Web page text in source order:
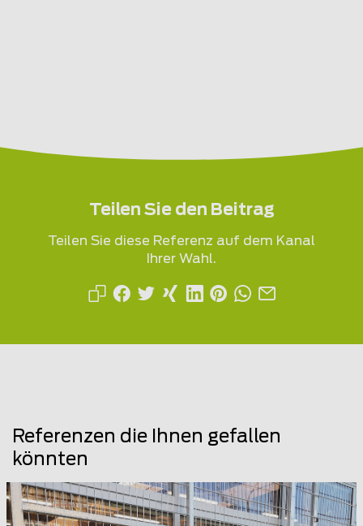
Teilen Sie den Beitrag
Teilen Sie diese Referenz auf dem Kanal
Ihrer Wahl.
Referenzen die Ihnen gefallen
könnten